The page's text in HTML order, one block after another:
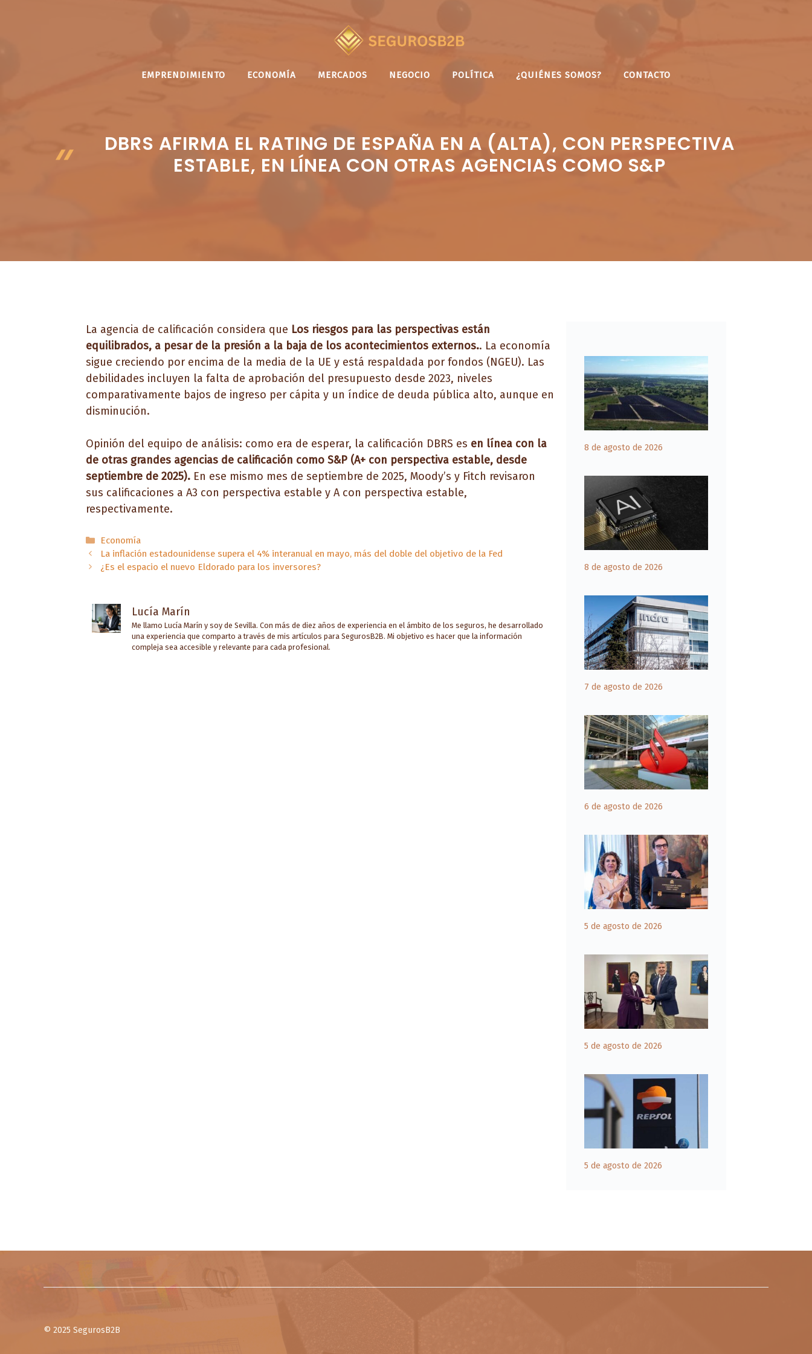
EMPRENDIMIENTO ECONOMÍA MERCADOS NEGOCIO POLÍTICA ¿QUIÉNES SOMOS? CONTACTO
DBRS AFIRMA EL RATING DE ESPAÑA EN A (ALTA), CON PERSPECTIVA
ESTABLE, EN LÍNEA CON OTRAS AGENCIAS COMO S&P
La agencia de calificación considera que Los riesgos para las perspectivas están
equilibrados, a pesar de la presión a la baja de los acontecimientos externos.. La economía
sigue creciendo por encima de la media de la UE y está respaldada por fondos (NGEU). Las
debilidades incluyen la falta de aprobación del presupuesto desde 2023, niveles
comparativamente bajos de ingreso per cápita y un índice de deuda pública alto, aunque en
disminución.
Opinión del equipo de análisis: como era de esperar, la calificación DBRS es en línea con la
de otras grandes agencias de calificación como S&P (A+ con perspectiva estable, desde
septiembre de 2025). En ese mismo mes de septiembre de 2025, Moody’s y Fitch revisaron
sus calificaciones a A3 con perspectiva estable y A con perspectiva estable,
respectivamente.
Categorías
Economía
La inflación estadounidense supera el 4% interanual en mayo, más del doble del objetivo de la Fed
¿Es el espacio el nuevo Eldorado para los inversores?
Lucía Marín
Me llamo Lucía Marín y soy de Sevilla. Con más de diez años de experiencia en el ámbito de los seguros, he desarrollado
una experiencia que comparto a través de mis artículos para SegurosB2B. Mi objetivo es hacer que la información
compleja sea accesible y relevante para cada profesional.
8 de agosto de 2026
8 de agosto de 2026
7 de agosto de 2026
6 de agosto de 2026
5 de agosto de 2026
5 de agosto de 2026
5 de agosto de 2026
© 2025 SegurosB2B